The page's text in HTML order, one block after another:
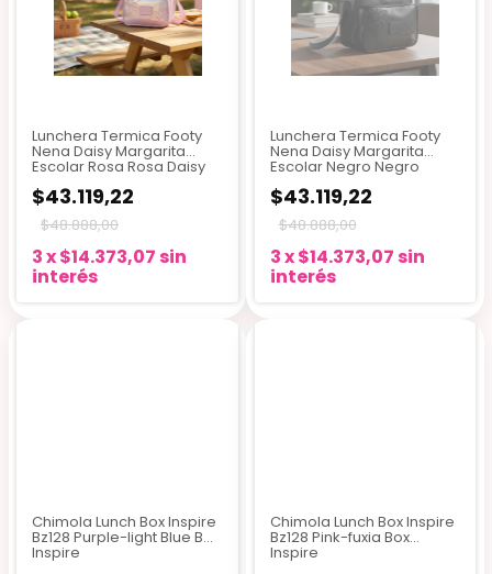
Lunchera Termica Footy
Nena Daisy Margarita
Escolar Rosa Rosa Daisy
$43.119,22
$48.888,00
3x$14.373,07 sin
interés
Lunchera Termica Footy
Nena Daisy Margarita
Escolar Negro Negro
$43.119,22
$48.888,00
3x$14.373,07 sin
interés
Chimola Lunch Box Inspire
Bz128 Purple-light Blue Box
Inspire
Chimola Lunch Box Inspire
Bz128 Pink-fuxia Box
Inspire